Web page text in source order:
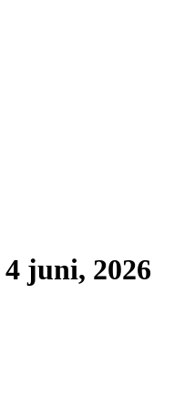
4 juni, 2026